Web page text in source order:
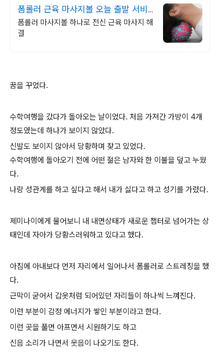
폼롤러 근육 마사지볼 오늘 출발 서비
스
폼롤러 마사지볼 하나로 전신 근육 마사지 해
결
꿈을 꾸었다.
수학여행을 갔다가 돌아오는 날이었다. 처음 가져간 가방이 4개
정도였는데 하나가 보이지 않았다.
신발도 보이지 않아서 당황하며 찾고 있었다.
수학여행에 돌아오기 전에 어떤 젊은 남자와 한 이불을 덮고 누웠
다.
나랑 성관계를 하고 싶다고 해서 내가 싫다고 하고 성기를 가렸다.
제미나이에게 물어보니 내 내면상태가 새로운 챕터로 넘어가는 상
태인데 자아가 당황스러워하고 있다고 했다.
아침에 아내보다 먼저 자리에서 일어나서 폼롤러로 스트레칭을 했
다.
근막이 굳어서 갑옷처럼 되어있던 자리들이 하나씩 느껴진다.
이런 부분이 감정 에너지가 쌓인 부분이라고 한다.
이런 곳을 풀면 아프면서 시원하기도 하고
신음 소리가 나면서 웃음이 나오기도 한다.